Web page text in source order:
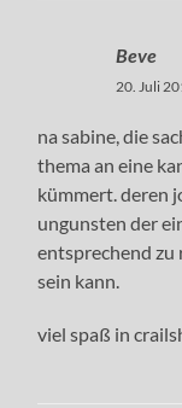
Beve
20. Juli
na sabine, die
thema an eine
kümmert. deren
ungunsten der
entsprechend zu
sein kann.
viel spaß in